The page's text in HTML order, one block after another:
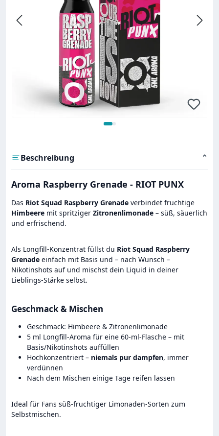
Beschreibung ⌄
Aroma Raspberry Grenade - RIOT PUNX
Das Riot Squad Raspberry Grenade verbindet fruchtige
Himbeere mit spritziger Zitronenlimonade – süß, säuerlich
und erfrischend.
Als Longfill-Konzentrat füllst du Riot Squad Raspberry
Grenade einfach mit Basis und – nach Wunsch –
Nikotinshots auf und mischst dein Liquid in deiner
Lieblings-Stärke selbst.
Geschmack & Mischen
Geschmack: Himbeere & Zitronenlimonade
5 ml Longfill-Aroma für eine 60-ml-Flasche – mit
Basis/Nikotinshots auffüllen
Hochkonzentriert – niemals pur dampfen, immer
verdünnen
Nach dem Mischen einige Tage reifen lassen
Ideal für Fans süß-fruchtiger Limonaden-Sorten zum
Selbstmischen.